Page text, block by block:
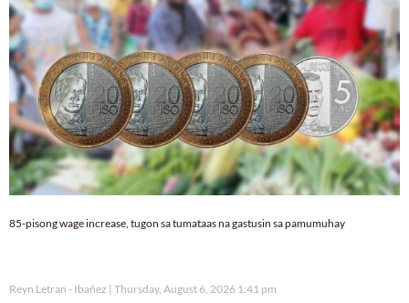
85-pisong wage increase, tugon sa tumataas na gastusin sa pamumuhay
Reyn Letran - Ibañez Thursday, August 6, 2026 1:41 pm